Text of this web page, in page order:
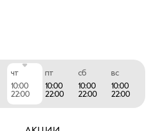
чт
10:00
22:00
пт
10:00
22:00
сб
10:00
22:00
вс
10:00
22:00